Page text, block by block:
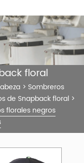
floral
> Sombreros
de Snapback floral>
florales negros